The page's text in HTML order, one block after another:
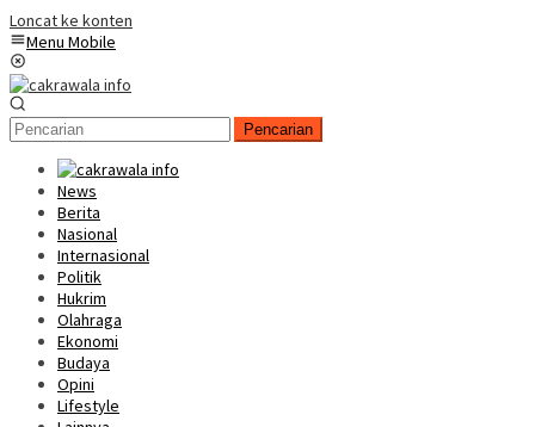
Loncat ke konten
Menu Mobile
Pencarian
News
Berita
Nasional
Internasional
Politik
Hukrim
Olahraga
Ekonomi
Budaya
Opini
Lifestyle